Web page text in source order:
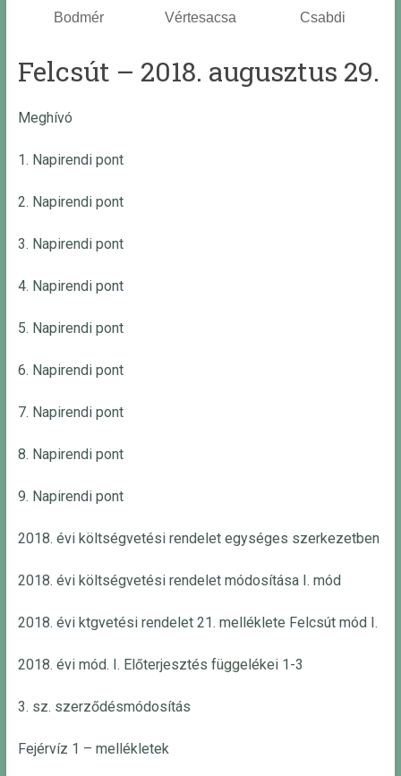
Bodmér Vértesacsa Csabdi
Felcsút – 2018. augusztus 29.
Meghívó
1. Napirendi pont
2. Napirendi pont
3. Napirendi pont
4. Napirendi pont
5. Napirendi pont
6. Napirendi pont
7. Napirendi pont
8. Napirendi pont
9. Napirendi pont
2018. évi költségvetési rendelet egységes szerkezetben
2018. évi költségvetési rendelet módosítása I. mód
2018. évi ktgvetési rendelet 21. melléklete Felcsút mód I.
2018. évi mód. I. Előterjesztés függelékei 1-3
3. sz. szerződésmódosítás
Fejérvíz 1 – mellékletek